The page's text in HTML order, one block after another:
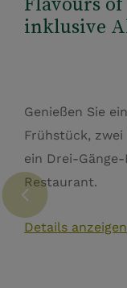
inklusive
Genießen Sie
Frühstück,
ein Drei-
Restaurant.
Details anzeigen